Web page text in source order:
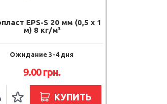
EPS-S 20 мм (0,5 х 1
м) 8 кг/м³
Ожидание 3-4 дня
9.00 грн.
КУПИТЬ